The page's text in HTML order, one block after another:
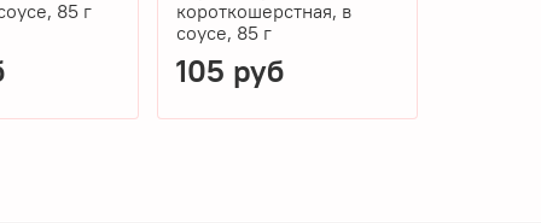
85 г
короткошерстная, в
соусе, 85 г
105 руб